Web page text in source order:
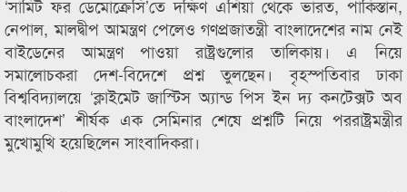
‘সামিট ফর ডেমোক্রেসি’তে দক্ষিণ এশিয়া থেকে ভারত, পাকিস্তান,
নেপাল, মালদ্বীপ আমন্ত্রণ পেলেও গণপ্রজাতন্ত্রী বাংলাদেশের নাম নেই
বাইডেনের আমন্ত্রণ পাওয়া রাষ্ট্রগুলোর তালিকায়। এ নিয়ে
সমালোচকরা দেশ-বিদেশে প্রশ্ন তুলছেন। বৃহস্পতিবার ঢাকা
বিশ্ববিদ্যালয়ে ‘ক্লাইমেট জাস্টিস অ্যান্ড পিস ইন দ্য কনটেক্সট অব
বাংলাদেশ’ শীর্ষক এক সেমিনার শেষে প্রশ্নটি নিয়ে পররাষ্ট্রমন্ত্রীর
মুখোমুখি হয়েছিলেন সাংবাদিকরা।